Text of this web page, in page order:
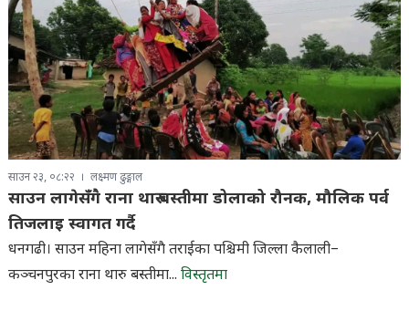
साउन २३, ०८:२२ लक्ष्मण ढुङ्गाल
साउन लागेसँगै राना थारु बस्तीमा डोलाको रौनक, मौलिक पर्व
तिजलाइ स्वागत गर्दै
धनगढी। साउन महिना लागेसँगै तराईका पश्चिमी जिल्ला कैलाली–
कञ्चनपुरका राना थारु बस्तीमा... विस्तृतमा